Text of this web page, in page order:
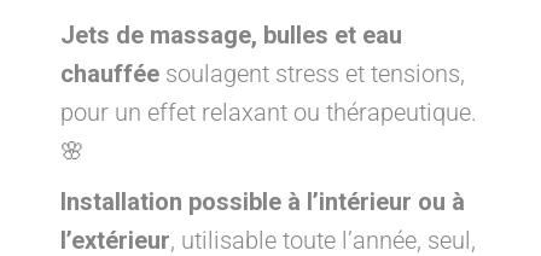
Jets de massage, bulles et eau
chauffée soulagent stress et tensions,
pour un effet relaxant ou thérapeutique.
🌸
Installation possible à l’intérieur ou à
l’extérieur, utilisable toute l’année, seul,